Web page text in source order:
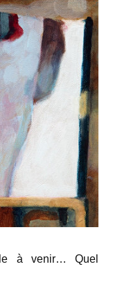
à venir… Quel